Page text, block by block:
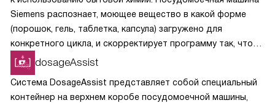
Siemens распознает, моющее вещество в какой форме
(порошок, гель, таблетка, капсула) загружено для
конкретного цикла, и скорректирует программу так, чтобы
химические вещества растворялись постепенно
и своевременно вступали в реакции.
dosageAssist
Система DosageAssist представляет собой специальный
контейнер на верхнем коробе посудомоечной машины,